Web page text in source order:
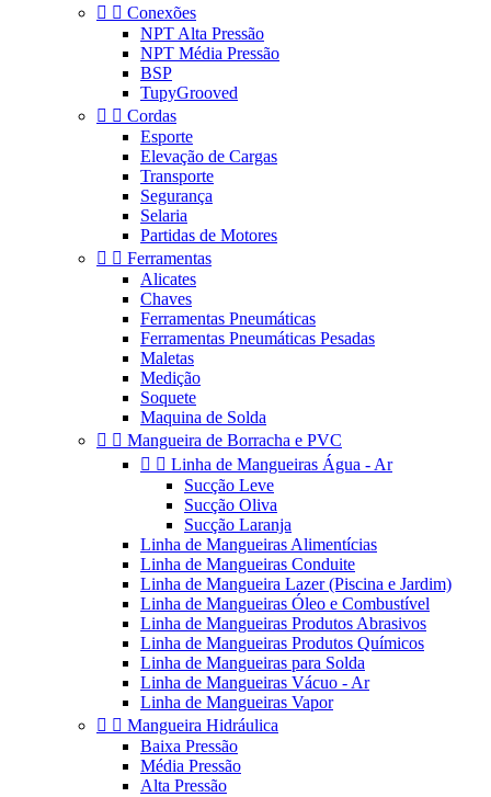
  Conexões
NPT Alta Pressão
NPT Média Pressão
BSP
TupyGrooved
  Cordas
Esporte
Elevação de Cargas
Transporte
Segurança
Selaria
Partidas de Motores
  Ferramentas
Alicates
Chaves
Ferramentas Pneumáticas
Ferramentas Pneumáticas Pesadas
Maletas
Medição
Soquete
Maquina de Solda
  Mangueira de Borracha e PVC
  Linha de Mangueiras Água - Ar
Sucção Leve
Sucção Oliva
Sucção Laranja
Linha de Mangueiras Alimentícias
Linha de Mangueiras Conduite
Linha de Mangueira Lazer (Piscina e Jardim)
Linha de Mangueiras Óleo e Combustível
Linha de Mangueiras Produtos Abrasivos
Linha de Mangueiras Produtos Químicos
Linha de Mangueiras para Solda
Linha de Mangueiras Vácuo - Ar
Linha de Mangueiras Vapor
  Mangueira Hidráulica
Baixa Pressão
Média Pressão
Alta Pressão